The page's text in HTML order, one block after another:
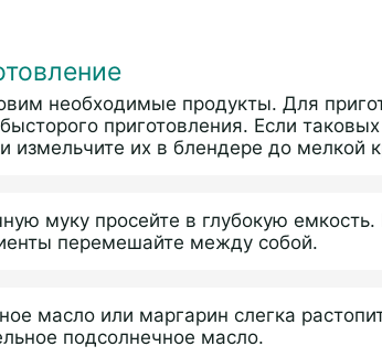
необходимые продукты. Для
приготовления. Если
измельчите их в блендере до мелкой
муку просейте в глубокую
перемешайте между собой.
масло или маргарин слегка
подсолнечное масло.